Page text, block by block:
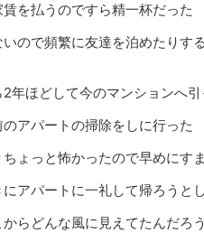
賃を払うのですら精一杯だった
いので頻繁に友達を泊めたりす
2年ほどして今のマンションへ引
のアパートの掃除をしに行った
ょっと怖かったので早めにす
にアパートに一礼して帰ろうと
らどんな風に見えてたんだろ